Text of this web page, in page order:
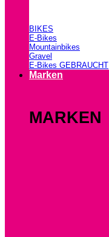
BIKES
E-Bikes
Mountainbikes
Gravel
E-Bikes GEBRAUCHT
Marken
MARKEN